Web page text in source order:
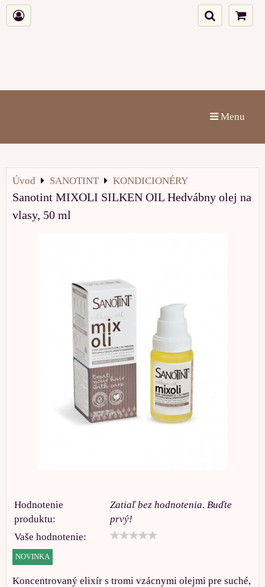
Menu
Úvod SANOTINT KONDICIONÉRY
Sanotint MIXOLI SILKEN OIL Hedvábny olej na
vlasy, 50 ml
Hodnotenie
produktu:
Zatiaľ bez hodnotenia. Buďte
prvý!
Vaše hodnotenie:
NOVINKA
Koncentrovaný elixír s tromi vzácnymi olejmi pre suché,